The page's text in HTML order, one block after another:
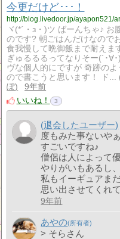
今更だけど･･･！
ヾ(*´・з・)ツ ばーんちゃ♪ お
のです? 朝ごはんだけなので
食我慢して晩御飯まで耐えま
ぎゅるるるってなりそー(´･∀
ヴな個人的にですが 奇跡のよ
ので書こうと思います！ ド...
ぽ
9年前
いいね！
3
(退会したユーザー)
度もみた事ないや
すごいですね♪
僧侶は人によって
やりがいもあるし
私もイーギュアま
思い出させてくれ
9年前
あやの
> そらさん